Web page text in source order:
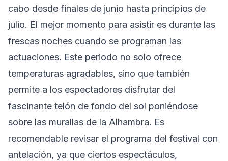
cabo desde finales de junio hasta principios de
julio. El mejor momento para asistir es durante las
frescas noches cuando se programan las
actuaciones. Este periodo no solo ofrece
temperaturas agradables, sino que también
permite a los espectadores disfrutar del
fascinante telón de fondo del sol poniéndose
sobre las murallas de la Alhambra. Es
recomendable revisar el programa del festival con
antelación, ya que ciertos espectáculos,